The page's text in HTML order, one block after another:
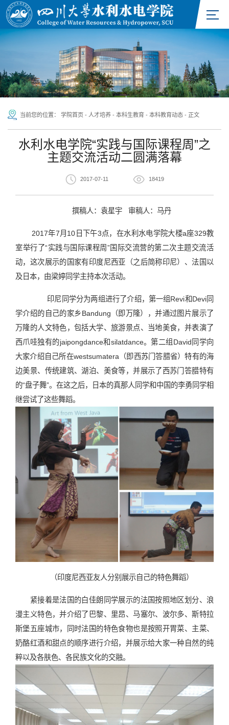
当前您的位置： 学院首页 - 人才培养 - 本科生教育 - 本科教育动态 - 正文
水利水电学院“实践与国际课程周”之
主题交流活动二圆满落幕
2017-07-11 18419
撰稿人：袁星宇 审稿人：马丹
2017年7月10日下午3点，在水利水电学院大楼a座329教
室举行了“实践与国际课程周”国际交流营的第二次主题交流活
动，这次展示的国家有印度尼西亚（之后简称印尼）、法国以
及日本，由梁婷同学主持本次活动。
印尼同学分为两组进行了介绍，第一组Revi和Devi同
学介绍的自己的家乡Bandung（即万隆），并通过图片展示了
万隆的人文特色，包括大学、旅游景点、当地美食，并表演了
西爪哇独有的jaipongdance和silatdance。第二组David同学向
大家介绍自己所在westsumatera（即西苏门答腊省）特有的海
边美景、传统建筑、湖泊、美食等，并展示了西苏门答腊特有
的“盘子舞”。在这之后，日本的真那人同学和中国的李勇同学相
继尝试了这些舞蹈。
（印度尼西亚友人分别展示自己的特色舞蹈）
紧接着是法国的白佳朗同学展示的法国按照地区划分、浪
漫主义特色，并介绍了巴黎、里昂、马塞尔、波尔多、斯特拉
斯堡五座城市，同时法国的特色食物也是按照开胃菜、主菜、
奶酪红酒和甜点的顺序进行介绍，并展示给大家一种自然的纯
粹以及各肤色、各民族文化的交融。